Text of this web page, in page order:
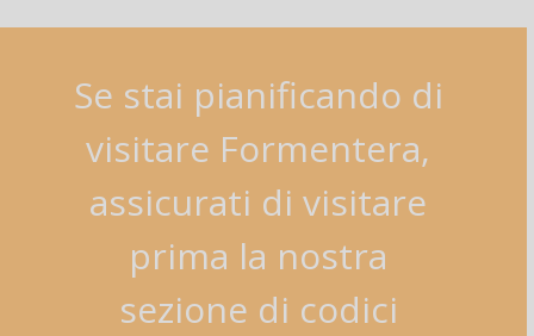
Se stai pianificando di
visitare Formentera,
assicurati di visitare
prima la nostra
sezione di codici